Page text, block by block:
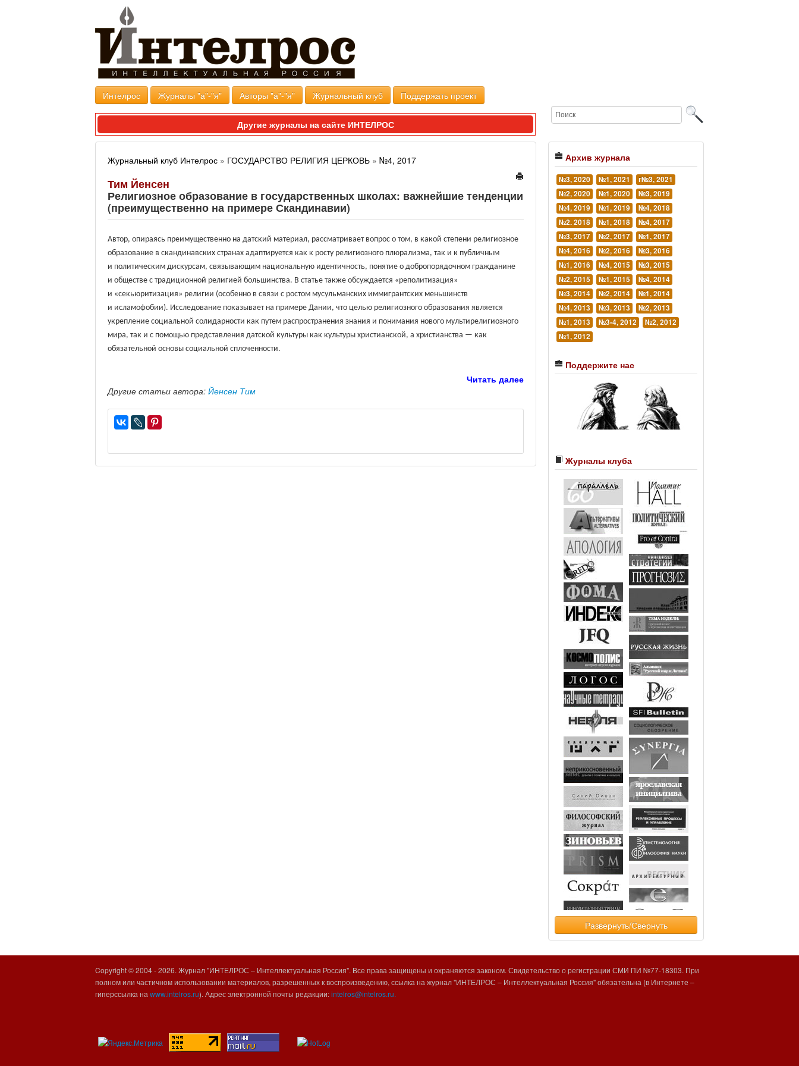
Интелрос Журналы "а"-"я" Авторы "а"-"я" Журнальный клуб Поддержать проект
Другие журналы на сайте ИНТЕЛРОС
Журнальный клуб Интелрос » ГОСУДАРСТВО РЕЛИГИЯ ЦЕРКОВЬ » №4, 2017
Тим Йенсен
Религиозное образование в государственных школах: важнейшие тенденции
(преимущественно на примере Скандинавии)
Автор, опираясь преимущественно на датский материал, рассматривает вопрос о том, в какой степени религиозное
образование в скандинавских странах адаптируется как к росту религиозного плюрализма, так и к публичным
и политическим дискурсам, связывающим национальную идентичность, понятие о добропорядочном гражданине
и обществе с традиционной религией большинства. В статье также обсуждается «реполитизация»
и «секьюритизация» религии (особенно в связи с ростом мусульманских иммигрантских меньшинств
и исламофобии). Исследование показывает на примере Дании, что целью религиозного образования является
укрепление социальной солидарности как путем распространения знания и понимания нового мультирелигиозного
мира, так и с помощью представления датской культуры как культуры христианской, а христианства — как
обязательной основы социальной сплоченности.
Читать далее
Другие статьи автора: Йенсен Тим
Архив журнала
№3, 2020 №1, 2021
г№3, 2021
№2, 2020
№1, 2020
№3, 2019
№4, 2019
№1, 2019
№4, 2018
№2. 2018
№1, 2018
№4, 2017
№3, 2017
№2, 2017
№1, 2017
№4, 2016
№2, 2016
№3, 2016
№1, 2016
№4, 2015
№3, 2015
№2, 2015
№1, 2015
№4, 2014
№3, 2014
№2, 2014
№1, 2014
№4, 2013
№3, 2013
№2, 2013
№1, 2013
№3-4, 2012
№2, 2012
№1, 2012
Поддержите нас
Журналы клуба
Развернуть/Свернуть
Copyright © 2004 -2026. Журнал "ИНТЕЛРОС – Интеллектуальная Россия". Все права защищены и охраняются законом. Свидетельство о регистрации СМИ ПИ №77-18303. При
полном или частичном использовании материалов, разрешенных к воспроизведению, ссылка на журнал "ИНТЕЛРОС – Интеллектуальная Россия" обязательна (в Интернете –
гиперссылка на www.intelros.ru). Адрес электронной почты редакции:intelros@intelros.ru.